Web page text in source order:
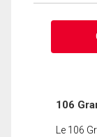
106
Le 106